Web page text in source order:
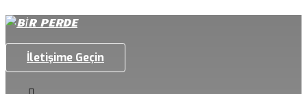
İletişime Geçin